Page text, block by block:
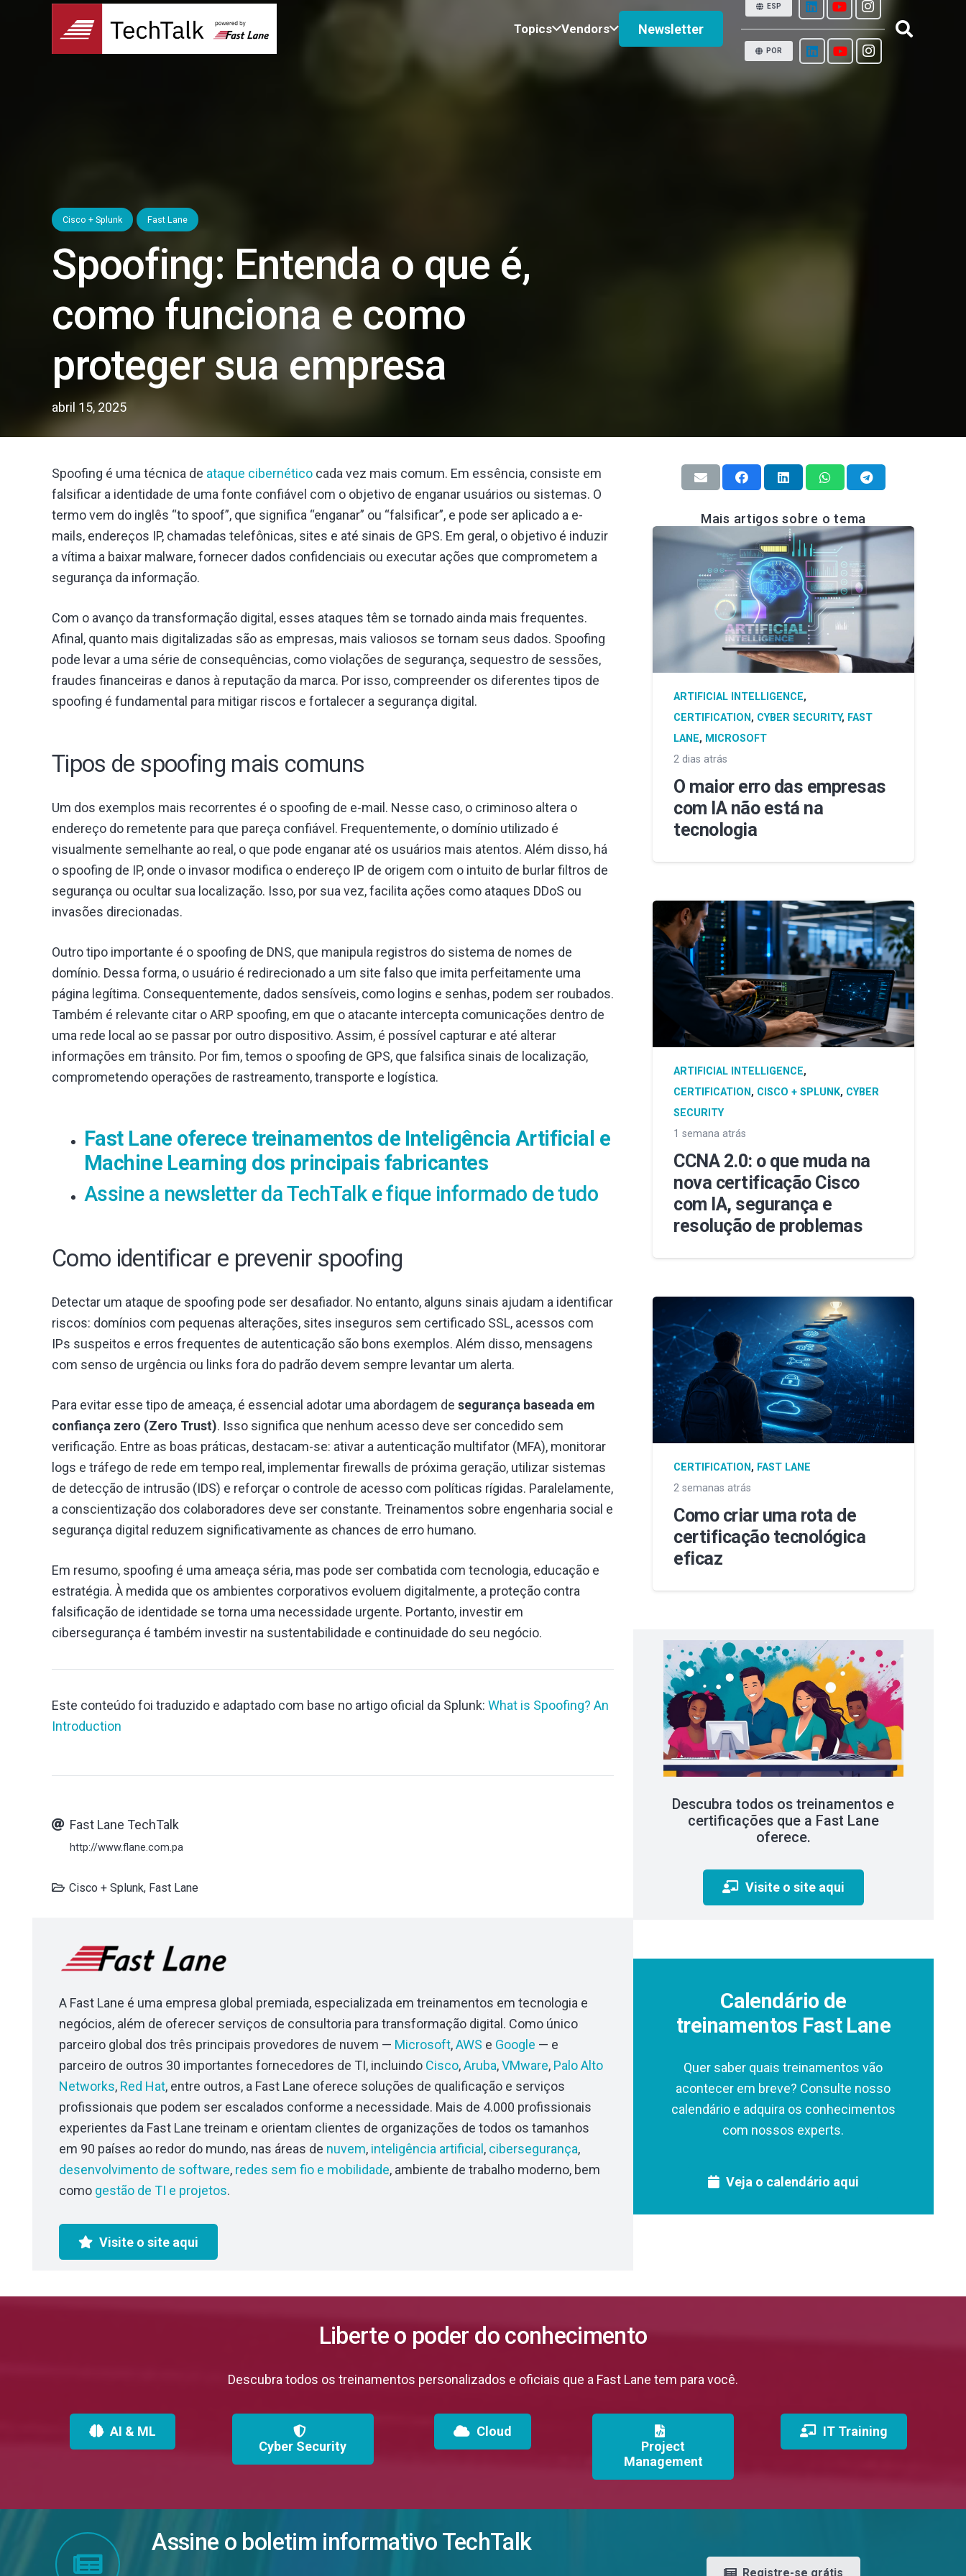
Topics Vendors Newsletter
ESP
POR
Cisco + Splunk Fast Lane
Spoofing: Entenda o que é,
como funciona e como
proteger sua empresa
abril 15, 2025
Spoofing é uma técnica de ataque cibernético cada vez mais comum. Em essência, consiste em
falsificar a identidade de uma fonte confiável com o objetivo de enganar usuários ou sistemas. O
termo vem do inglês “to spoof”, que significa “enganar” ou “falsificar”, e pode ser aplicado a e-
mails, endereços IP, chamadas telefônicas, sites e até sinais de GPS. Em geral, o objetivo é induzir
a vítima a baixar malware, fornecer dados confidenciais ou executar ações que comprometem a
segurança da informação.
Com o avanço da transformação digital, esses ataques têm se tornado ainda mais frequentes.
Afinal, quanto mais digitalizadas são as empresas, mais valiosos se tornam seus dados. Spoofing
pode levar a uma série de consequências, como violações de segurança, sequestro de sessões,
fraudes financeiras e danos à reputação da marca. Por isso, compreender os diferentes tipos de
spoofing é fundamental para mitigar riscos e fortalecer a segurança digital.
Tipos de spoofing mais comuns
Um dos exemplos mais recorrentes é o spoofing de e-mail. Nesse caso, o criminoso altera o
endereço do remetente para que pareça confiável. Frequentemente, o domínio utilizado é
visualmente semelhante ao real, o que pode enganar até os usuários mais atentos. Além disso, há
o spoofing de IP, onde o invasor modifica o endereço IP de origem com o intuito de burlar filtros de
segurança ou ocultar sua localização. Isso, por sua vez, facilita ações como ataques DDoS ou
invasões direcionadas.
Outro tipo importante é o spoofing de DNS, que manipula registros do sistema de nomes de
domínio. Dessa forma, o usuário é redirecionado a um site falso que imita perfeitamente uma
página legítima. Consequentemente, dados sensíveis, como logins e senhas, podem ser roubados.
Também é relevante citar o ARP spoofing, em que o atacante intercepta comunicações dentro de
uma rede local ao se passar por outro dispositivo. Assim, é possível capturar e até alterar
informações em trânsito. Por fim, temos o spoofing de GPS, que falsifica sinais de localização,
comprometendo operações de rastreamento, transporte e logística.
Fast Lane oferece treinamentos de Inteligência Artificial e
Machine Learning dos principais fabricantes
Assine a newsletter da TechTalk e fique informado de tudo
Como identificar e prevenir spoofing
Detectar um ataque de spoofing pode ser desafiador. No entanto, alguns sinais ajudam a identificar
riscos: domínios com pequenas alterações, sites inseguros sem certificado SSL, acessos com
IPs suspeitos e erros frequentes de autenticação são bons exemplos. Além disso, mensagens
com senso de urgência ou links fora do padrão devem sempre levantar um alerta.
Para evitar esse tipo de ameaça, é essencial adotar uma abordagem de segurança baseada em
confiança zero (Zero Trust). Isso significa que nenhum acesso deve ser concedido sem
verificação. Entre as boas práticas, destacam-se: ativar a autenticação multifator (MFA), monitorar
logs e tráfego de rede em tempo real, implementar firewalls de próxima geração, utilizar sistemas
de detecção de intrusão (IDS) e reforçar o controle de acesso com políticas rígidas. Paralelamente,
a conscientização dos colaboradores deve ser constante. Treinamentos sobre engenharia social e
segurança digital reduzem significativamente as chances de erro humano.
Em resumo, spoofing é uma ameaça séria, mas pode ser combatida com tecnologia, educação e
estratégia. À medida que os ambientes corporativos evoluem digitalmente, a proteção contra
falsificação de identidade se torna uma necessidade urgente. Portanto, investir em
cibersegurança é também investir na sustentabilidade e continuidade do seu negócio.
Este conteúdo foi traduzido e adaptado com base no artigo oficial da Splunk: What is Spoofing? An
Introduction
Fast Lane TechTalk
http://www.flane.com.pa
Cisco + Splunk, Fast Lane
A Fast Lane é uma empresa global premiada, especializada em treinamentos em tecnologia e
negócios, além de oferecer serviços de consultoria para transformação digital. Como único
parceiro global dos três principais provedores de nuvem — Microsoft,AWS e Google — e
parceiro de outros 30 importantes fornecedores de TI, incluindo Cisco,Aruba,VMware, Palo Alto
Networks, Red Hat, entre outros, a Fast Lane oferece soluções de qualificação e serviços
profissionais que podem ser escalados conforme a necessidade. Mais de 4.000 profissionais
experientes da Fast Lane treinam e orientam clientes de organizações de todos os tamanhos
em 90 países ao redor do mundo, nas áreas de nuvem, inteligência artificial , cibersegurança,
desenvolvimento de software, redes sem fio e mobilidade, ambiente de trabalho moderno, bem
como gestão de TI e projetos.
Visite o site aqui
Mais artigos sobre o tema
ARTIFICIAL INTELLIGENCE,
CERTIFICATION , CYBER SECURITY, FAST
LANE, MICROSOFT
2 dias atrás
O maior erro das empresas
com IA não está na
tecnologia
ARTIFICIAL INTELLIGENCE,
CERTIFICATION , CISCO + SPLUNK, CYBER
SECURITY
1 semana atrás
CCNA 2.0: o que muda na
nova certificação Cisco
com IA, segurança e
resolução de problemas
CERTIFICATION , FAST LANE
2 semanas atrás
Como criar uma rota de
certificação tecnológica
eficaz
Descubra todos os treinamentos e
certificações que a Fast Lane
oferece.
Visite o site aqui
Calendário de
treinamentos Fast Lane
Quer saber quais treinamentos vão
acontecer em breve? Consulte nosso
calendário e adquira os conhecimentos
com nossos experts.
Veja o calendário aqui
Liberte o poder do conhecimento
Descubra todos os treinamentos personalizados e oficiais que a Fast Lane tem para você.
AI & ML
Cyber Security
Cloud
Project
Management
IT Training
Assine o boletim informativo TechTalk
Registre-se grátis